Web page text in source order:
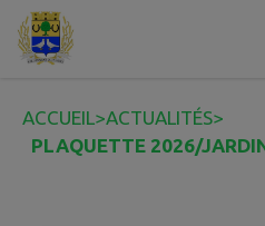
Contenu
ACCUEIL>ACTUALITÉS>
PLAQUETTE 2026/